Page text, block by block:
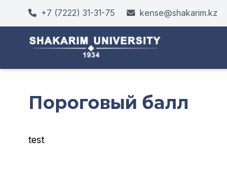
+7 (7222) 31-31-75 kense@shakarim.kz
Пороговый балл
test